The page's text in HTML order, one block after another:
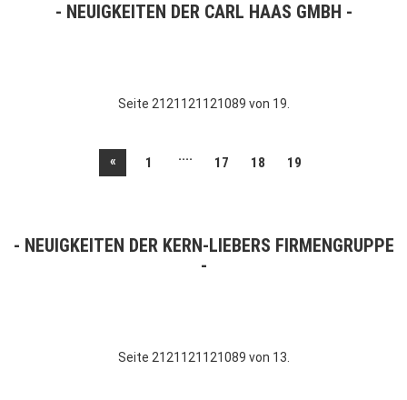
NEUIGKEITEN DER CARL HAAS GMBH
Seite 2121121121089 von 19.
« 1 .... 17 18 19
NEUIGKEITEN DER KERN-LIEBERS FIRMENGRUPPE
Seite 2121121121089 von 13.